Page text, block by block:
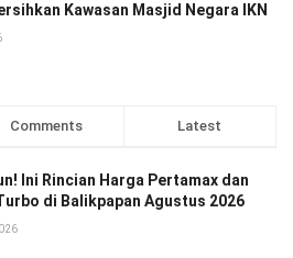
Kawasan Masjid Negara IKN
Comments Latest
Ini Rincian Harga Pertamax dan
di Balikpapan Agustus 2026